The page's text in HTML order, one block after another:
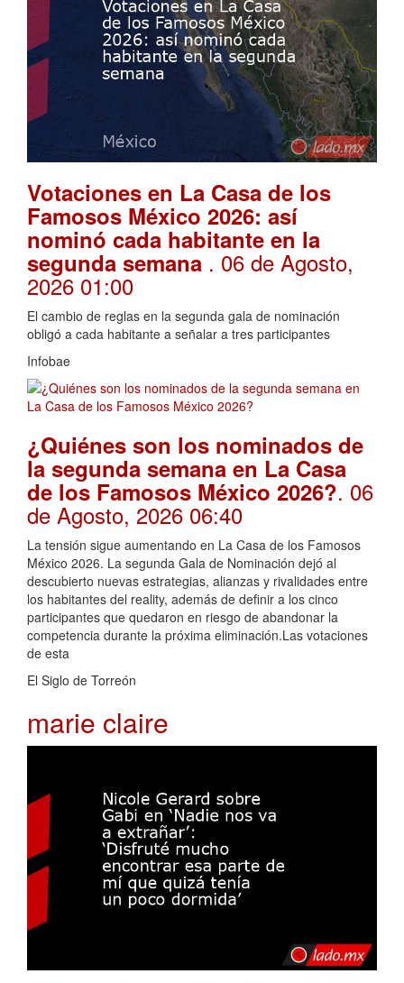
Votaciones en La Casa de los
Famosos México 2026: así
nominó cada habitante en la
segunda semana . 06 de Agosto,
2026 01:00
El cambio de reglas en la segunda gala de nominación
obligó a cada habitante a señalar a tres participantes
Infobae
¿Quiénes son los nominados de
la segunda semana en La Casa
de los Famosos México 2026?. 06
de Agosto, 2026 06:40
La tensión sigue aumentando en La Casa de los Famosos
México 2026. La segunda Gala de Nominación dejó al
descubierto nuevas estrategias, alianzas y rivalidades entre
los habitantes del reality, además de definir a los cinco
participantes que quedaron en riesgo de abandonar la
competencia durante la próxima eliminación.Las votaciones
de esta
El Siglo de Torreón
marie claire